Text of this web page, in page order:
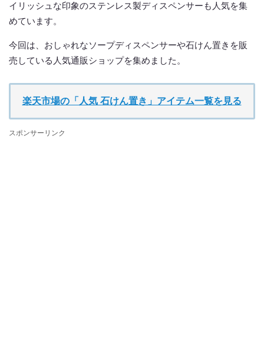
イリッシュな印象のステンレス製ディスペンサーも人気を集
めています。
今回は、おしゃれなソープディスペンサーや石けん置きを販
売している人気通販ショップを集めました。
楽天市場の「人気 石けん置き」アイテム一覧を見る
スポンサーリンク